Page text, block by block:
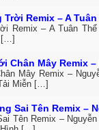
Remix – A Tuân
Remix – A Tuân
[…]
Chân Mây Remix
Mây Remix –
Miễn […]
Sai Tên Remix –
Tên Remix –